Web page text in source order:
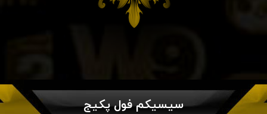
سیسیکم فول پکیج